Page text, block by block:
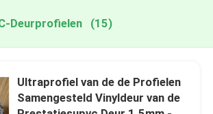
Deurprofielen (15)
Ultraprofiel van de de Profielen
Samengesteld Vinyldeur van de